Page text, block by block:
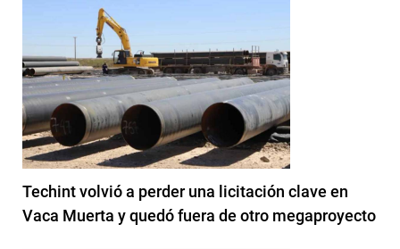
Techint volvió a perder una licitación clave en
Vaca Muerta y quedó fuera de otro megaproyecto